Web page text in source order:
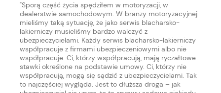
"Sporą część życia spędziłem w motoryzacji, w
dealerstwie samochodowym. W branży motoryzacyjnej
mieliśmy taką sytuację, że jako serwis blacharsko-
lakierniczy musieliśmy bardzo walczyć z
ubezpieczycielami. Każdy serwis blacharsko-lakierniczy
współpracuje z firmami ubezpieczeniowymi albo nie
współpracuje. Ci, którzy współpracują, mają ryczałtowe
stawki określone na podstawie umowy. Ci, którzy nie
współpracują, mogą się sądzić z ubezpieczycielami. Tak
to najczęściej wygląda. Jest to dłuższa droga – jak